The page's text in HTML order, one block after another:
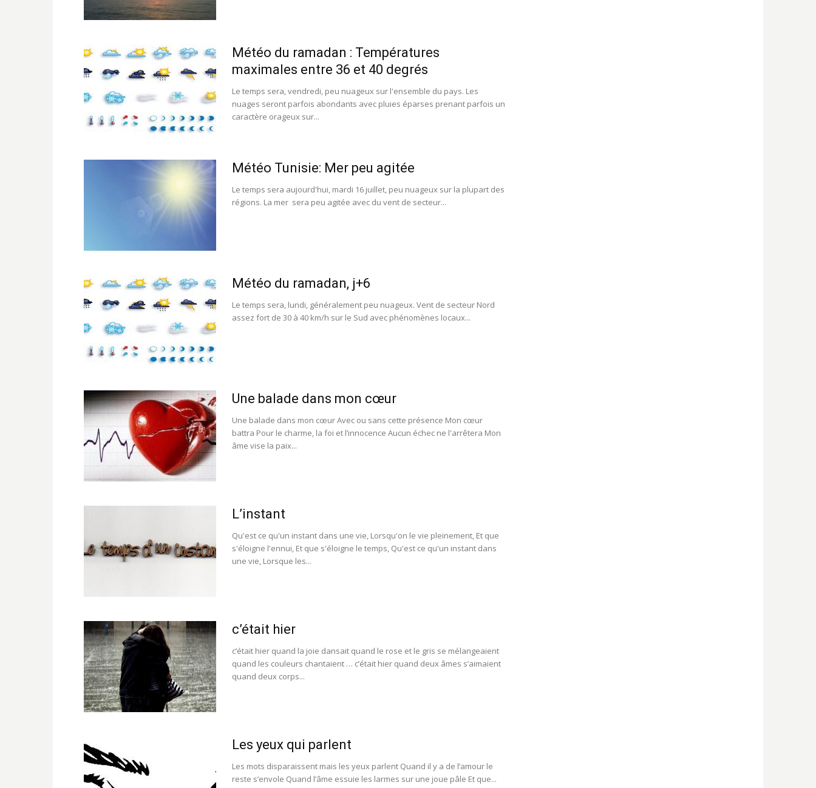
Météo du ramadan : Températures
maximales entre 36 et 40 degrés
Le temps sera, vendredi, peu nuageux sur l'ensemble du pays. Les
nuages seront parfois abondants avec pluies éparses prenant parfois un
caractère orageux sur...
Météo Tunisie: Mer peu agitée
Le temps sera aujourd'hui, mardi 16 juillet, peu nuageux sur la plupart des
régions. La mer sera peu agitée avec du vent de secteur...
Météo du ramadan, j+6
Le temps sera, lundi, généralement peu nuageux. Vent de secteur Nord
assez fort de 30 à 40 km/h sur le Sud avec phénomènes locaux...
Une balade dans mon cœur
Une balade dans mon cœur Avec ou sans cette présence Mon cœur
battra Pour le charme, la foi et l’innocence Aucun échec ne l'arrêtera Mon
âme vise la paix...
L’instant
Qu'est ce qu'un instant dans une vie, Lorsqu'on le vie pleinement, Et que
s'éloigne l'ennui, Et que s'éloigne le temps, Qu'est ce qu'un instant dans
une vie, Lorsque les...
c’était hier
c’était hier quand la joie dansait quand le rose et le gris se mélangeaient
quand les couleurs chantaient … c’était hier quand deux âmes s’aimaient
quand deux corps...
Les yeux qui parlent
Les mots disparaissent mais les yeux parlent Quand il y a de l’amour le
reste s’envole Quand l’âme essuie les larmes sur une joue pâle Et que...